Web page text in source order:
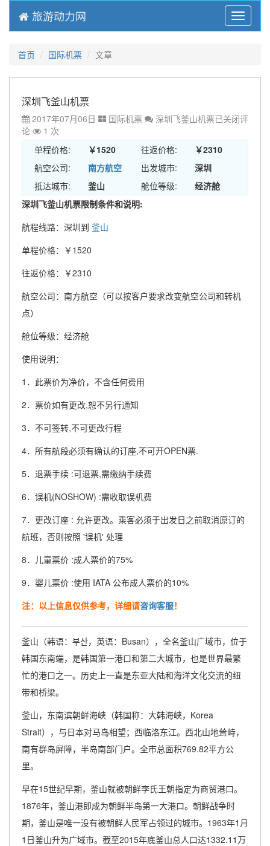
Menu
旅游动力网
首页 国际机票 文章
深圳飞釜山机票
2017年07月06日 国际机票 深圳飞釜山机票已关闭评
论
1 次
单程价格:
￥1520 往返价格:
￥2310
航空公司:
南方航空 出发城市:
深圳
抵达城市:
釜山 舱位等级:
经济舱
深圳飞釜山机票限制条件和说明:
航程线路：深圳到 釜山
单程价格：￥1520
往返价格：￥2310
航空公司：南方航空（可以按客户要求改变航空公司和转机
点）
舱位等级：经济舱
使用说明：
1．此票价为净价，不含任何费用
2．票价如有更改,恕不另行通知
3．不可签转,不可更改行程
4．所有航段必须有确认的订座,不可开OPEN票.
5．退票手续 :可退票,需缴纳手续费
6．误机(NOSHOW) :需收取误机费
7．更改订座 : 允许更改。乘客必须于出发日之前取消原订的
航班，否则按照 '误机' 处理
8．儿童票价 :成人票价的75%
9．婴儿票价 :使用 IATA 公布成人票价的10%
注：以上信息仅供参考，详细请咨询客服！
釜山（韩语：부산，英语：Busan），全名釜山广域市，位于
韩国东南端，是韩国第一港口和第二大城市，也是世界最繁
忙的港口之一。历史上一直是东亚大陆和海洋文化交流的纽
带和桥梁。
釜山，东南滨朝鲜海峡（韩国称：大韩海峡，Korea
Strait），与日本对马岛相望；西临洛东江。西北山地耸峙，
南有群岛屏障，半岛南部门户。全市总面积769.82平方公
里。
早在15世纪早期，釜山就被朝鲜李氏王朝指定为商贸港口。
1876年，釜山港即成为朝鲜半岛第一大港口。朝鲜战争时
期，釜山是唯一没有被朝鲜人民军占领过的城市。1963年1月
1日釜山升为广域市。截至2015年底釜山总人口达1332.11万